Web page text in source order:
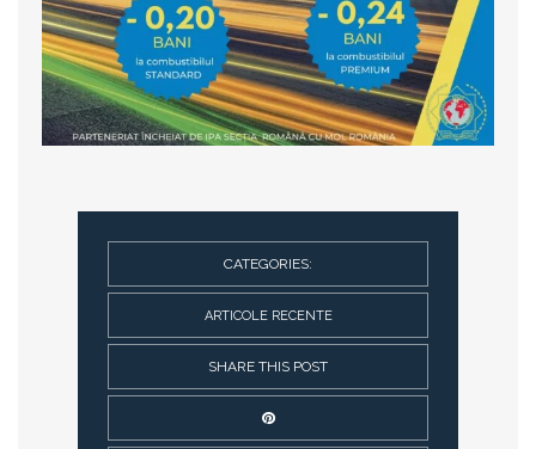
CATEGORIES:
ARTICOLE RECENTE
SHARE THIS POST